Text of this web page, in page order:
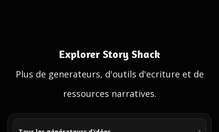
Explorer Story Shack
Plus de generateurs, d'outils d'ecriture et de
ressources narratives.